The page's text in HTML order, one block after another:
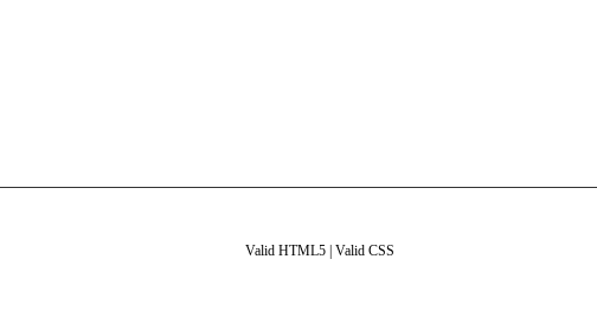
Valid HTML5 Valid CSS